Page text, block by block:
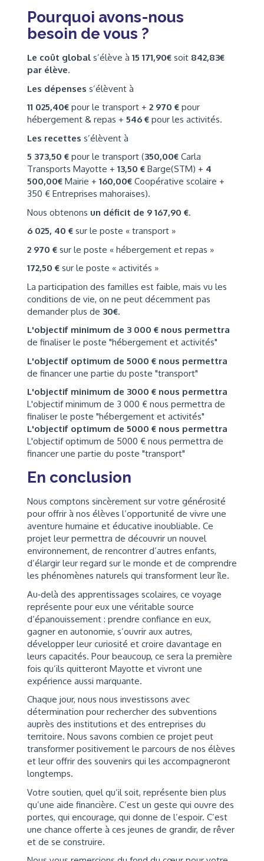
Pourquoi avons-nous
besoin de vous ?
Le coût global s’élève à 15 171,90€ soit 842,83€
par élève.
Les dépenses s’élèvent à
11 025,40€ pour le transport + 2 970 € pour
hébergement & repas + 546 € pour les activités.
Les recettes s’élèvent à
5 373,50 € pour le transport (350,00€ Carla
Transports Mayotte + 13,50 € Barge(STM) + 4
500,00€ Mairie + 160,00€ Coopérative scolaire +
350 € Entreprises mahoraises).
Nous obtenons un déficit de 9 167,90 €.
6 025, 40 € sur le poste « transport »
2 970 € sur le poste « hébergement et repas »
172,50 € sur le poste « activités »
La participation des familles est faible, mais vu les
conditions de vie, on ne peut décemment pas
demander plus de 30€.
L'objectif minimum de 3 000 € nous permettra
de finaliser le poste "hébergement et activités"
L'objectif optimum de 5000 € nous permettra
de financer une partie du poste "transport"
L'objectif minimum de 3000 € nous permettra
L'objectif minimum de 3 000 € nous permettra de
finaliser le poste "hébergement et activités"
L'objectif optimum de 5000 € nous permettra
L'objectif optimum de 5000 € nous permettra de
financer une partie du poste "transport"
En conclusion
Nous comptons sincèrement sur votre générosité
pour offrir à nos élèves l’opportunité de vivre une
aventure humaine et éducative inoubliable. Ce
projet leur permettra de découvrir un nouvel
environnement, de rencontrer d’autres enfants,
d’élargir leur regard sur le monde et de comprendre
les phénomènes naturels qui transforment leur île.
Au‑delà des apprentissages scolaires, ce voyage
représente pour eux une véritable source
d’épanouissement : prendre confiance en eux,
gagner en autonomie, s’ouvrir aux autres,
développer leur curiosité et croire davantage en
leurs capacités. Pour beaucoup, ce sera la première
fois qu’ils quitteront Mayotte et vivront une
expérience aussi marquante.
Chaque jour, nous nous investissons avec
détermination pour rechercher des subventions
auprès des institutions et des entreprises du
territoire. Nous savons combien ce projet peut
transformer positivement le parcours de nos élèves
et leur offrir des souvenirs qui les accompagneront
longtemps.
Votre soutien, quel qu’il soit, représente bien plus
qu’une aide financière. C’est un geste qui ouvre des
portes, qui encourage, qui donne de l’espoir. C’est
une chance offerte à ces jeunes de grandir, de rêver
et de se construire.